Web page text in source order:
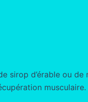
sirop d’érable ou
musculaire.